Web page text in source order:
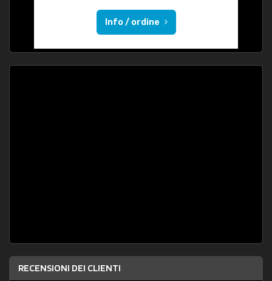
Info / ordine
RECENSIONI DEI CLIENTI